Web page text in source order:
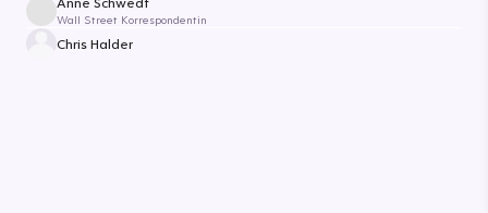
Wall Street Korrespondentin
Chris Halder